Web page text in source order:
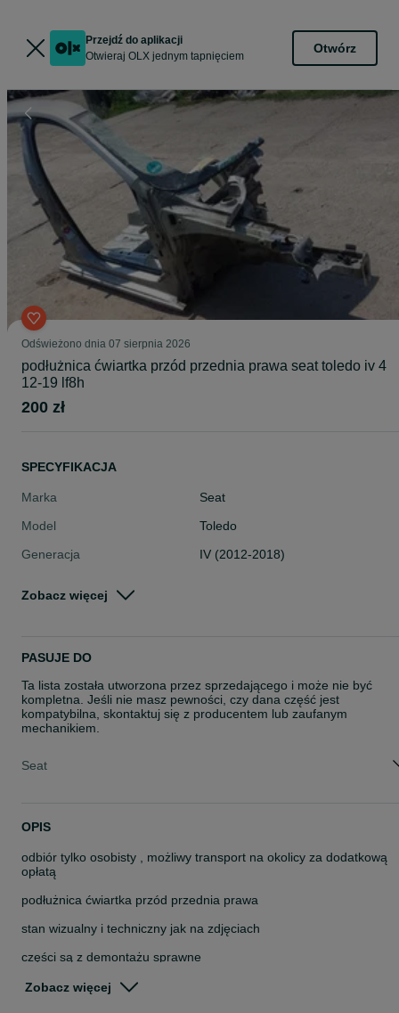
Przejdź do aplikacji
Otwieraj OLX jednym tapnięciem
Otwórz
Odświeżono dnia 07 sierpnia 2026
podłużnica ćwiartka przód przednia prawa seat toledo iv 4
12-19 lf8h
200 zł
SPECYFIKACJA
Marka
Seat
Model
Toledo
Generacja
IV (2012-2018)
Rodzaj
Zobacz więcej
PASUJE DO
Ta lista została utworzona przez sprzedającego i może nie być
kompletna. Jeśli nie masz pewności, czy dana część jest
kompatybilna, skontaktuj się z producentem lub zaufanym
mechanikiem.
Seat
OPIS
odbiór tylko osobisty , możliwy transport na okolicy za dodatkową
opłatą
podłużnica ćwiartka przód przednia prawa
stan wizualny i techniczny jak na zdjęciach
części są z demontażu sprawne
do sprzedania wszystkie części coś potrzebujesz dzwoń
Zobacz więcej